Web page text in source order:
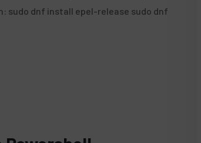
sudo dnf install epel-release sudo dnf